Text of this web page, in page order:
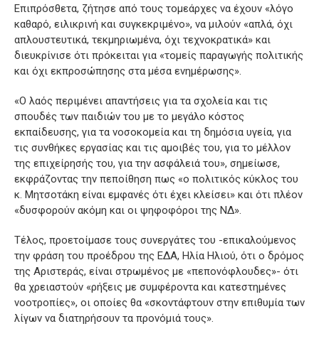
Επιπρόσθετα, ζήτησε από τους τομεάρχες να έχουν «λόγο
καθαρό, ειλικρινή και συγκεκριμένο», να μιλούν «απλά, όχι
απλουστευτικά, τεκμηριωμένα, όχι τεχνοκρατικά» και
διευκρίνισε ότι πρόκειται για «τομείς παραγωγής πολιτικής
και όχι εκπροσώπησης στα μέσα ενημέρωσης».
«Ο λαός περιμένει απαντήσεις για τα σχολεία και τις
σπουδές των παιδιών του με το μεγάλο κόστος
εκπαίδευσης, για τα νοσοκομεία και τη δημόσια υγεία, για
τις συνθήκες εργασίας και τις αμοιβές του, για το μέλλον
της επιχείρησής του, για την ασφάλειά του», σημείωσε,
εκφράζοντας την πεποίθηση πως «ο πολιτικός κύκλος του
κ. Μητσοτάκη είναι εμφανές ότι έχει κλείσει» και ότι πλέον
«δυσφορούν ακόμη και οι ψηφοφόροι της ΝΔ».
Τέλος, προετοίμασε τους συνεργάτες του -επικαλούμενος
την φράση του προέδρου της ΕΔΑ, Ηλία Ηλιού, ότι ο δρόμος
της Αριστεράς, είναι στρωμένος με «πεπονόφλουδες»- ότι
θα χρειαστούν «ρήξεις με συμφέροντα και κατεστημένες
νοοτροπίες», οι οποίες θα «σκοντάφτουν στην επιθυμία των
λίγων να διατηρήσουν τα προνόμιά τους».